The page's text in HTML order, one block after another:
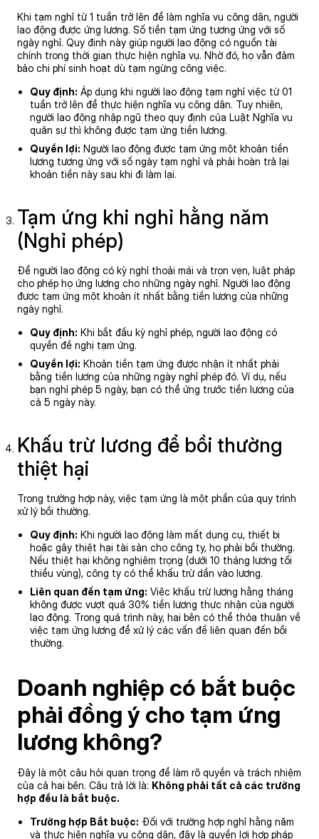
Khi tạm nghỉ từ 1 tuần trở lên để làm nghĩa vụ công dân, người
lao động được ứng lương. Số tiền tạm ứng tương ứng với số
ngày nghỉ. Quy định này giúp người lao động có nguồn tài
chính trong thời gian thực hiện nghĩa vụ. Nhờ đó, họ vẫn đảm
bảo chi phí sinh hoạt dù tạm ngừng công việc.
Quy định: Áp dụng khi người lao động tạm nghỉ việc từ 01
tuần trở lên để thực hiện nghĩa vụ công dân. Tuy nhiên,
người lao động nhập ngũ theo quy định của Luật Nghĩa vụ
quân sự thì không được tạm ứng tiền lương.
Quyền lợi: Người lao động được tạm ứng một khoản tiền
lương tương ứng với số ngày tạm nghỉ và phải hoàn trả lại
khoản tiền này sau khi đi làm lại.
Tạm ứng khi nghỉ hằng năm
(Nghỉ phép)
Để người lao động có kỳ nghỉ thoải mái và trọn vẹn, luật pháp
cho phép họ ứng lương cho những ngày nghỉ. Người lao động
được tạm ứng một khoản ít nhất bằng tiền lương của những
ngày nghỉ.
Quy định: Khi bắt đầu kỳ nghỉ phép, người lao động có
quyền đề nghị tạm ứng.
Quyền lợi: Khoản tiền tạm ứng được nhận ít nhất phải
bằng tiền lương của những ngày nghỉ phép đó. Ví dụ, nếu
bạn nghỉ phép 5 ngày, bạn có thể ứng trước tiền lương của
cả 5 ngày này.
Khấu trừ lương để bồi thường
thiệt hại
Trong trường hợp này, việc tạm ứng là một phần của quy trình
xử lý bồi thường.
Quy định: Khi người lao động làm mất dụng cụ, thiết bị
hoặc gây thiệt hại tài sản cho công ty, họ phải bồi thường.
Nếu thiệt hại không nghiêm trọng (dưới 10 tháng lương tối
thiểu vùng), công ty có thể khấu trừ dần vào lương.
Liên quan đến tạm ứng: Việc khấu trừ lương hằng tháng
không được vượt quá 30% tiền lương thực nhận của người
lao động. Trong quá trình này, hai bên có thể thỏa thuận về
việc tạm ứng lương để xử lý các vấn đề liên quan đến bồi
thường.
Doanh nghiệp có bắt buộc
phải đồng ý cho tạm ứng
lương không?
Đây là một câu hỏi quan trọng để làm rõ quyền và trách nhiệm
của cả hai bên. Câu trả lời là: Không phải tất cả các trường
hợp đều là bắt buộc.
Trường hợp Bắt buộc: Đối với trường hợp nghỉ hằng năm
và thực hiện nghĩa vụ công dân, đây là quyền lợi hợp pháp